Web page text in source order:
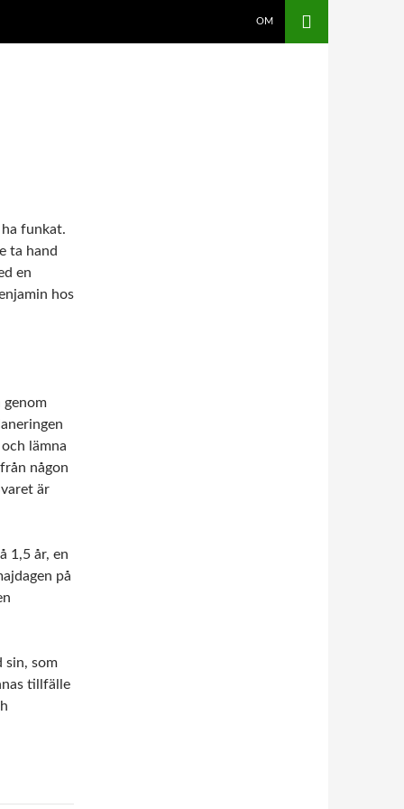
OM
funkat.
ta hand
en
hos
genom
lämna
någon
är
1,5 år, en
på
sin, som
tillfälle